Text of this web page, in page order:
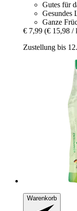
Gutes für
Gesundes
Ganze
€ 7,99 (€ 15,98 /
Zustellung bis
Warenkorb